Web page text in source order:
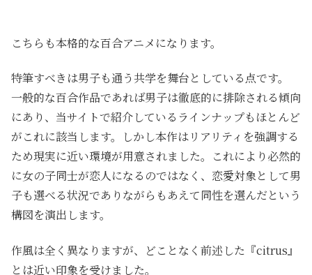
こちらも本格的な百合アニメになります。
特筆すべきは男子も通う共学を舞台としている点です。
一般的な百合作品であれば男子は徹底的に排除される傾向
にあり、当サイトで紹介しているラインナップもほとんど
がこれに該当します。しかし本作はリアリティを強調する
ため現実に近い環境が用意されました。これにより必然的
に女の子同士が恋人になるのではなく、恋愛対象として男
子も選べる状況でありながらもあえて同性を選んだという
構図を演出します。
作風は全く異なりますが、どことなく前述した『citrus』
とは近い印象を受けました。